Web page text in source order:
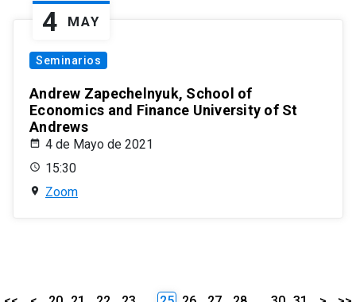
4 MAY
Seminarios
Andrew Zapechelnyuk, School of
Economics and Finance University of St
Andrews
4 de Mayo de 2021
15:30
Zoom